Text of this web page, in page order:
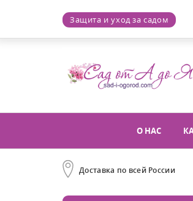
Защита и уход за садом
О НАС
Доставка по всей России